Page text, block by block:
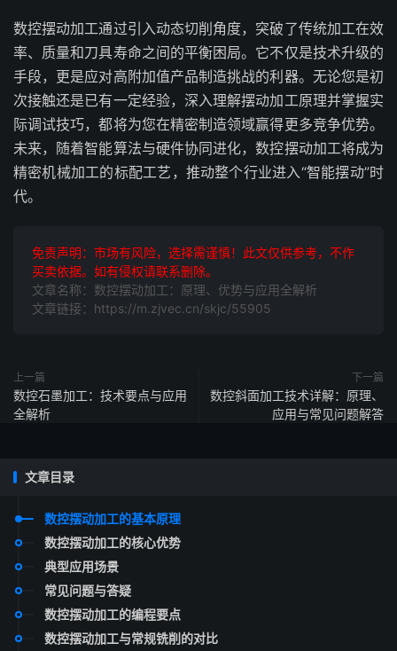
数控摆动加工通过引入动态切削角度，突破了传统加工在效
率、质量和刀具寿命之间的平衡困局。它不仅是技术升级的
手段，更是应对高附加值产品制造挑战的利器。无论您是初
次接触还是已有一定经验，深入理解摆动加工原理并掌握实
际调试技巧，都将为您在精密制造领域赢得更多竞争优势。
未来，随着智能算法与硬件协同进化，数控摆动加工将成为
精密机械加工的标配工艺，推动整个行业进入“智能摆动”时
代。
免责声明：市场有风险，选择需谨慎！此文仅供参考，不作
买卖依据。如有侵权请联系删除。
文章名称：数控摆动加工：原理、优势与应用全解析
文章链接：https://m.zjvec.cn/skjc/55905
上一篇
数控石墨加工：技术要点与应用
全解析
下一篇
数控斜面加工技术详解：原理、
应用与常见问题解答
文章目录
数控摆动加工的基本原理
数控摆动加工的核心优势
典型应用场景
常见问题与答疑
数控摆动加工的编程要点
数控摆动加工与常规铣削的对比